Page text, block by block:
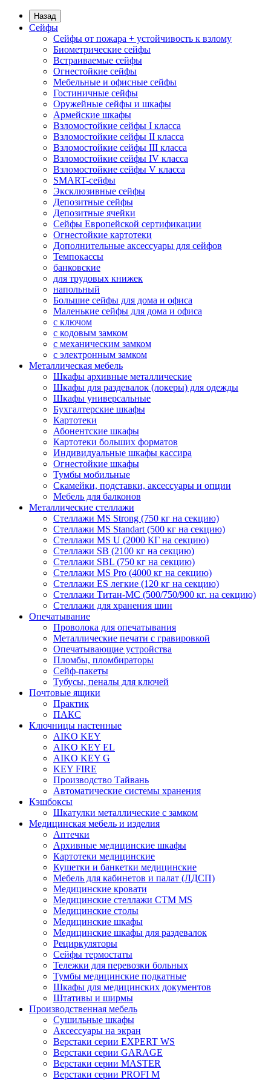
Назад
Сейфы
Сейфы от пожара + устойчивость к взлому
Биометрические сейфы
Встраиваемые сейфы
Огнестойкие сейфы
Мебельные и офисные сейфы
Гостиничные сейфы
Оружейные сейфы и шкафы
Армейские шкафы
Взломостойкие сейфы I класса
Взломостойкие сейфы II класса
Взломостойкие сейфы III класса
Взломостойкие сейфы IV класса
Взломостойкие сейфы V класса
SMART-сейфы
Эксклюзивные сейфы
Депозитные сейфы
Депозитные ячейки
Сейфы Европейской сертификации
Огнестойкие картотеки
Дополнительные аксессуары для сейфов
Темпокассы
банковские
для трудовых книжек
напольный
Большие сейфы для дома и офиса
Маленькие сейфы для дома и офиса
с ключом
с кодовым замком
с механическим замком
с электронным замком
Металлическая мебель
Шкафы архивные металлические
Шкафы для раздевалок (локеры) для одежды
Шкафы универсальные
Бухгалтерские шкафы
Картотеки
Абонентские шкафы
Картотеки больших форматов
Индивидуальные шкафы кассира
Огнестойкие шкафы
Тумбы мобильные
Скамейки, подставки, аксессуары и опции
Мебель для балконов
Металлические стеллажи
Стеллажи MS Strong (750 кг на секцию)
Стеллажи MS Standart (500 кг на секцию)
Стеллажи MS U (2000 КГ на секцию)
Стеллажи SB (2100 кг на секцию)
Стеллажи SBL (750 кг на секцию)
Стеллажи MS Pro (4000 кг на секцию)
Стеллажи ES легкие (120 кг на секцию)
Стеллажи Титан-МС (500/750/900 кг. на секцию)
Стеллажи для хранения шин
Опечатывание
Проволока для опечатывания
Металлические печати с гравировкой
Опечатывающие устройства
Пломбы, пломбираторы
Сейф-пакеты
Тубусы, пеналы для ключей
Почтовые ящики
Практик
ПАКС
Ключницы настенные
AIKO KEY
AIKO KEY EL
AIKO KEY G
KEY FIRE
Производство Тайвань
Автоматические системы хранения
Кэшбоксы
Шкатулки металлические с замком
Медицинская мебель и изделия
Аптечки
Архивные медицинские шкафы
Картотеки медицинские
Кушетки и банкетки медицинские
Мебель для кабинетов и палат (ЛДСП)
Медицинские кровати
Медицинские стеллажи CTM MS
Медицинские столы
Медицинские шкафы
Медицинские шкафы для раздевалок
Рециркуляторы
Сейфы термостаты
Тележки для перевозки больных
Тумбы медицинские подкатные
Шкафы для медицинских документов
Штативы и ширмы
Производственная мебель
Cушильные шкафы
Аксессуары на экран
Верстаки серии EXPERT WS
Верстаки серии GARAGE
Верстаки серии MASTER
Верстаки серии PROFI M